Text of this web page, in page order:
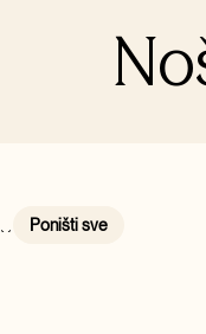
Poništi sve